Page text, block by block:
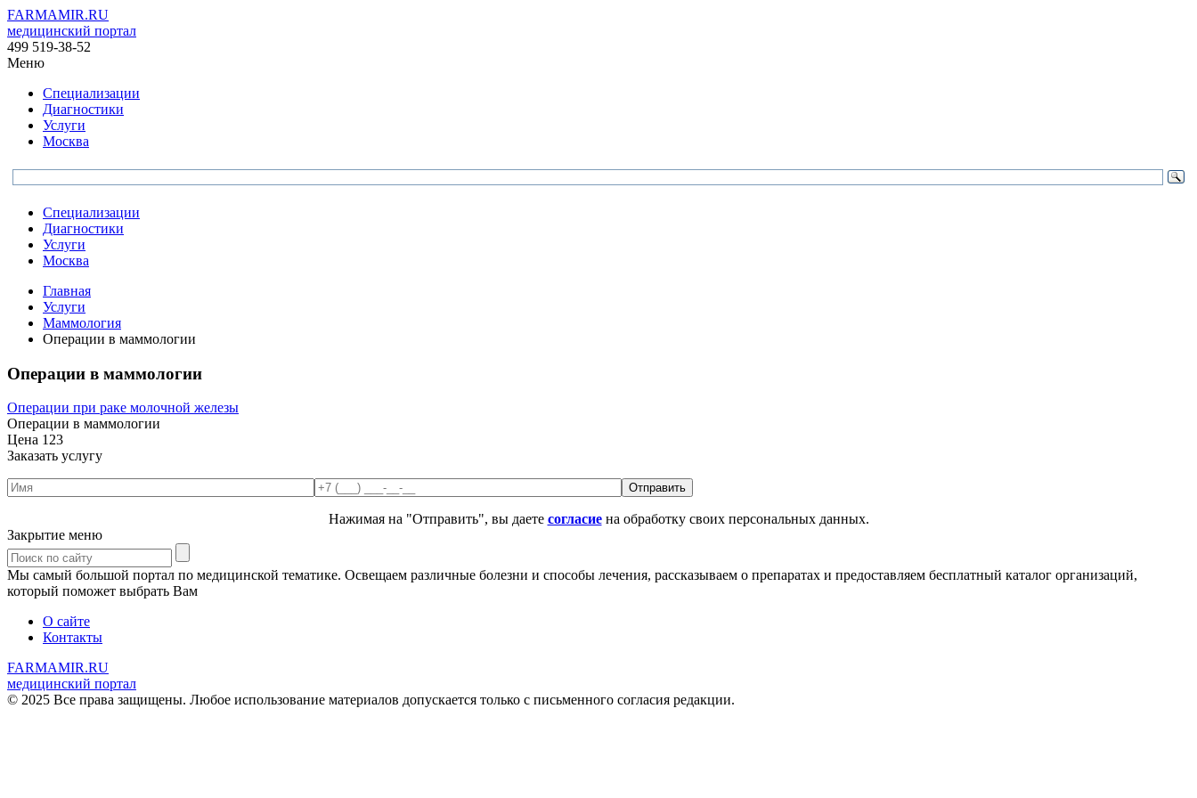
FARMAMIR.RU
медицинский портал
499 519-38-52
Меню
Специализации
Диагностики
Услуги
Москва
Специализации
Диагностики
Услуги
Москва
Главная
Услуги
Маммология
Операции в маммологии
Операции в маммологии
Операции при раке молочной железы
Операции в маммологии
Цена 123
Заказать услугу
Нажимая на "Отправить", вы даете согласиена обработку своих персональных данных.
Закрытие меню
Мы самый большой портал по медицинской тематике. Освещаем различные болезни и способы лечения, рассказываем о препаратах и предоставляем бесплатный каталог организаций,
который поможет выбрать Вам
О сайте
Контакты
FARMAMIR.RU
медицинский портал
© 2025 Все права защищены. Любое использование материалов допускается только с письменного согласия редакции.